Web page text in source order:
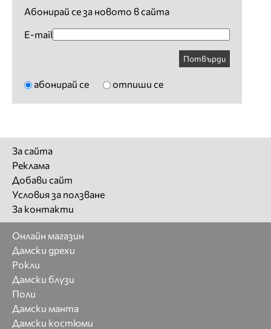
Абонирай се за новото в сайта
E-mail
Потвърди
абонирай се отпиши се
За сайта
Реклама
Добави сайт
Условия за ползване
За контакти
Онлайн магазин
Дамски дрехи
Рокли
Дамски блузи
Поли
Дамски манта
Дамски костюми